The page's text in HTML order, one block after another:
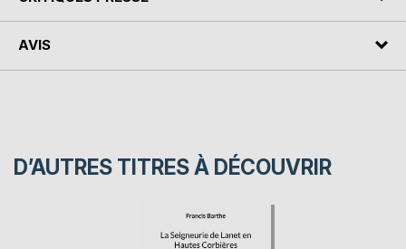
AVIS
D’AUTRES TITRES À DÉCOUVRIR